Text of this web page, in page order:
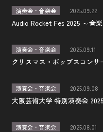
演奏会・音楽会 2025.09.22
Audio Rocket Fes 2025 ～音
演奏会・音楽会 2025.09.11
クリスマス・ポップスコンサ
演奏会・音楽会 2025.09.08
大阪芸術大学 特別演奏会 2025
演奏会・音楽会 2025.08.01